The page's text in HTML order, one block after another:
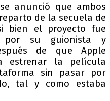
anunció que ambos
de la secuela de
bien el proyecto fue
por su guionista y
de que Apple
estrenar la película
sin pasar por
tal y como estaba